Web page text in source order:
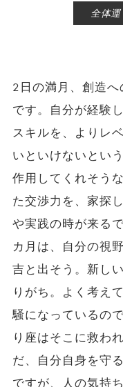
全体運
2日の満月、創造
です。自分が経験
スキルを、よりレ
いといけないとい
作用してくれそう
た交渉力を、家探
や実践の時が来る
カ月は、自分の視
吉と出そう。新し
りがち。よく考え
騒になっているの
り座はそこに救わ
だ、自分自身を守
ですが、人の気持